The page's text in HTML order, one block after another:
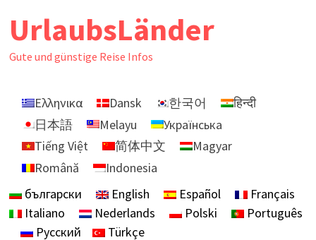
UrlaubsLänder
Gute und günstige Reise Infos
Ελληνικα Dansk 한국어
हिन्दी
日本語
Melayu
Українська
Tiếng Việt
简体中文
Magyar
Română
Indonesia
български
English Español
Français
Italiano
Nederlands Polski
Português
Русский
Türkçe